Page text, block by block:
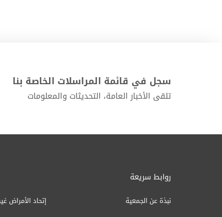
سجل في قائمة المراسلات الخاصة بنا
تلقى الأخبار العامة، التحديثات والمعلومات
روابط سريعة
نبذة عن الجمعية إتحاد الأمراض